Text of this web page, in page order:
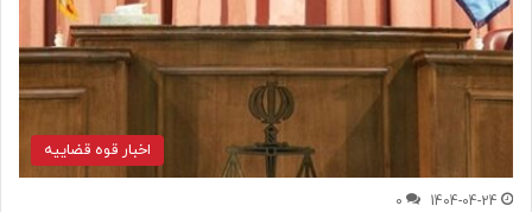
اخبار قوه قضاییه
1404-04-24
0